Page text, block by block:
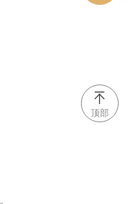
顶部